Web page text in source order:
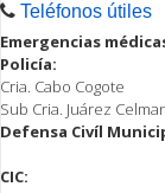
Teléfonos útiles
Emergencias
Policía:
Cria. Cabo Cogote
Sub Cria. Juárez
Defensa Civíl
CIC: